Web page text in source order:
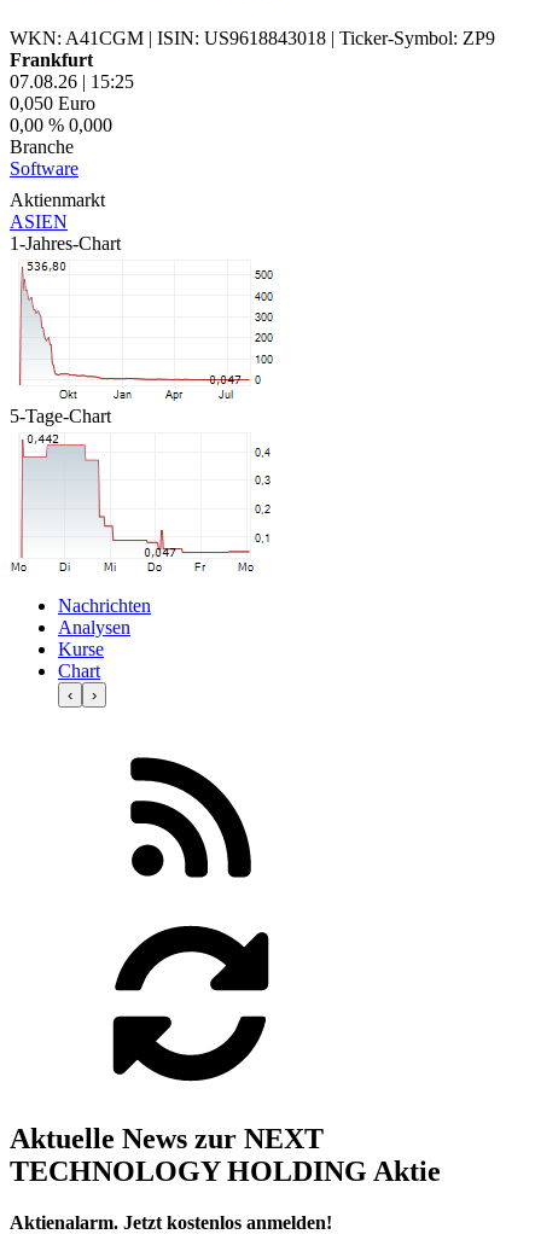
WKN: A41CGM | ISIN: US9618843018 | Ticker-Symbol: ZP9
Frankfurt
07.08.26 | 15:25
0,050 Euro
0,00 % 0,000
Branche
Software
Aktienmarkt
ASIEN
1-Jahres-Chart
5-Tage-Chart
Nachrichten
Analysen
Kurse
Chart
‹ ›
Aktuelle News zur NEXT
TECHNOLOGY HOLDING Aktie
Aktienalarm. Jetzt kostenlos anmelden!